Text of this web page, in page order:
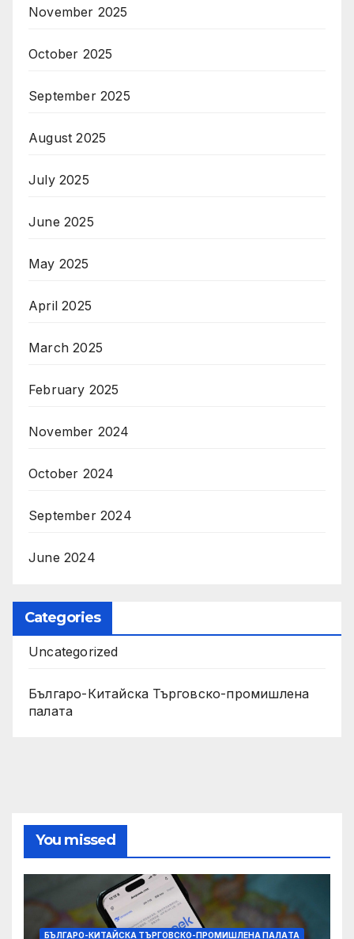
November 2025
October 2025
September 2025
August 2025
July 2025
June 2025
May 2025
April 2025
March 2025
February 2025
November 2024
October 2024
September 2024
June 2024
Categories
Uncategorized
Българо-Китайска Търговско-промишлена
палaта
You missed
БЪЛГАРО-КИТАЙСКА ТЪРГОВСКО-ПРОМИШЛЕНА ПАЛAТА